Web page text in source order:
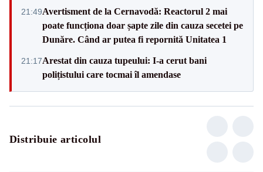
21:49Avertisment de la Cernavodă: Reactorul 2 mai
poate funcționa doar șapte zile din cauza secetei pe
Dunăre. Când ar putea fi repornită Unitatea 1
21:17Arestat din cauza tupeului: I-a cerut bani
polițistului care tocmai îl amendase
Distribuie articolul